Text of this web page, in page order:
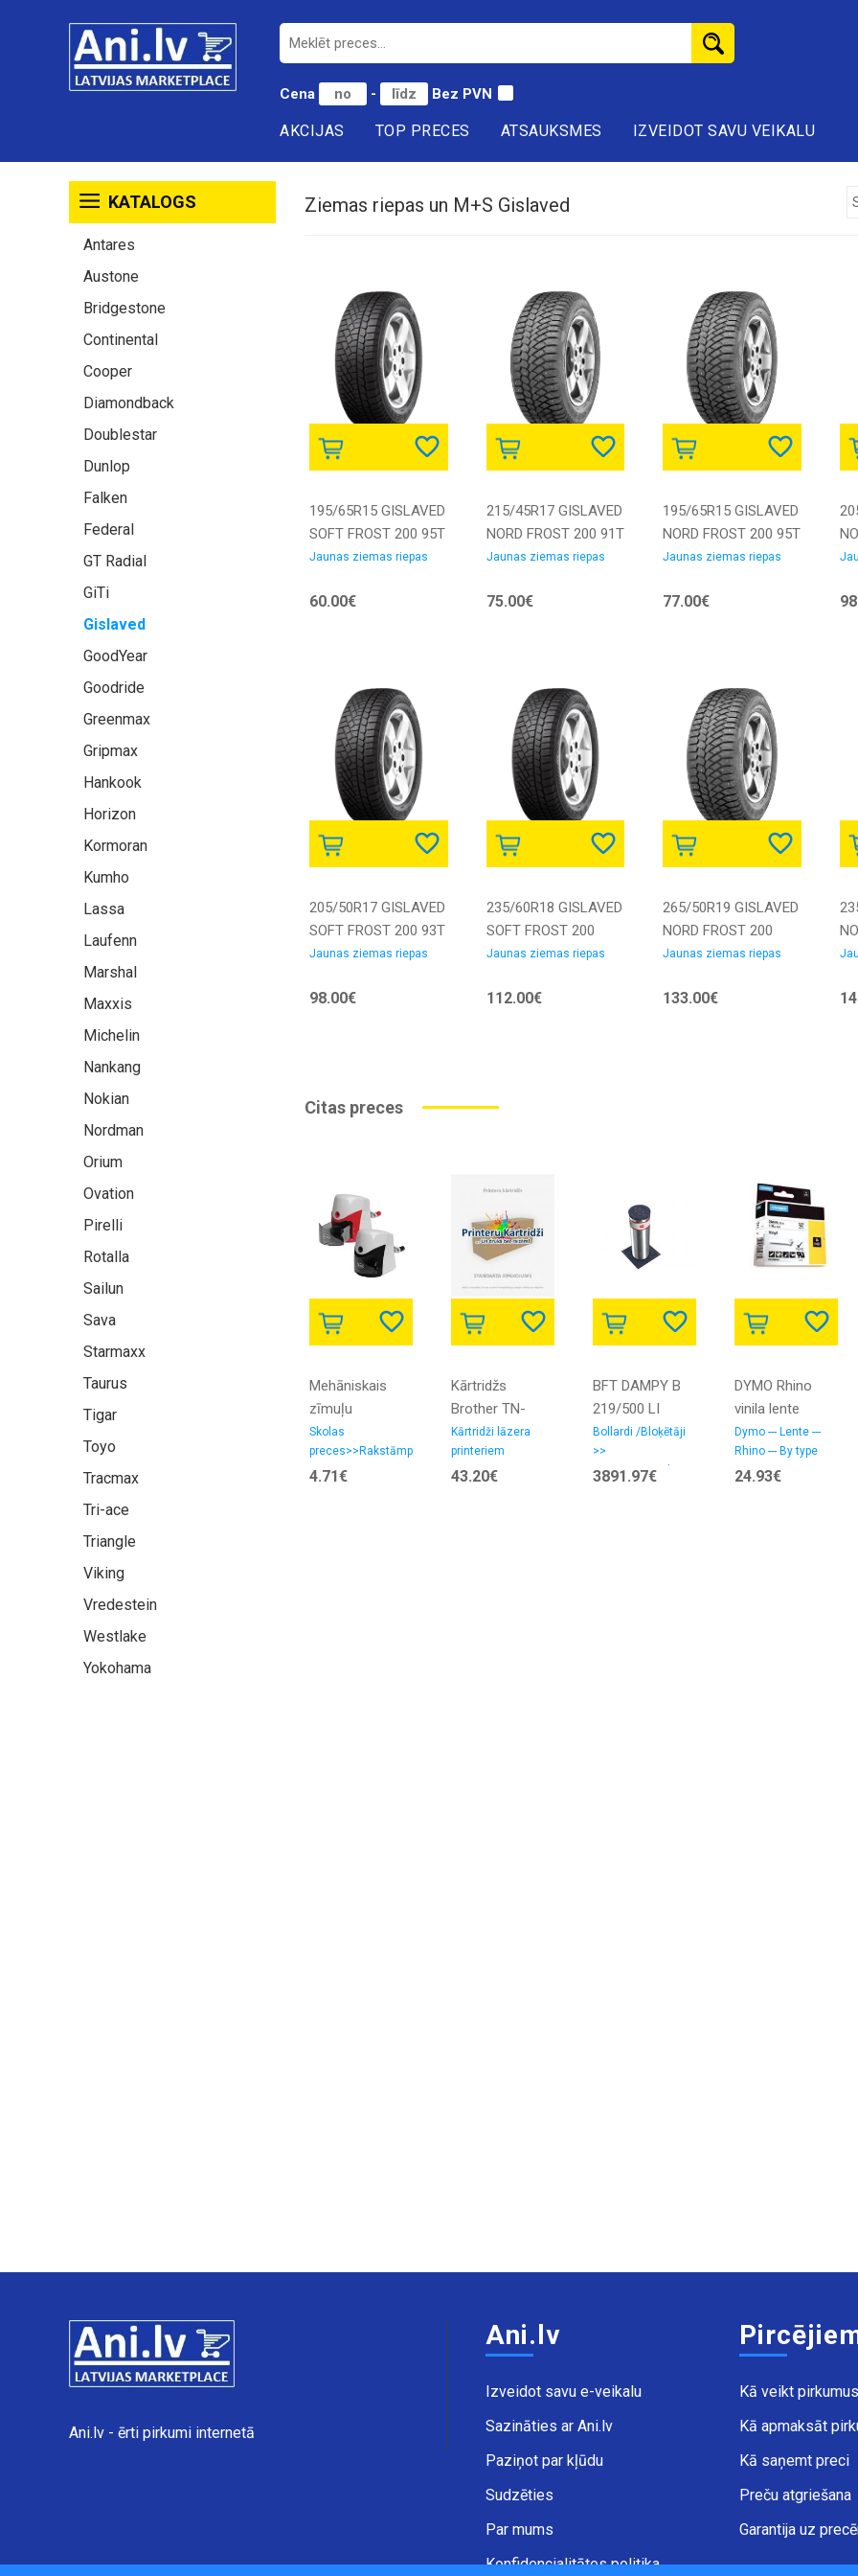
Cena - Bez PVN
AKCIJAS TOP PRECES ATSAUKSMES IZVEIDOT SAVU VEIKALU
KATALOGS
Antares
Austone
Bridgestone
Continental
Cooper
Diamondback
Doublestar
Dunlop
Falken
Federal
GT Radial
GiTi
Gislaved
GoodYear
Goodride
Greenmax
Gripmax
Hankook
Horizon
Kormoran
Kumho
Lassa
Laufenn
Marshal
Maxxis
Michelin
Nankang
Nokian
Nordman
Orium
Ovation
Pirelli
Rotalla
Sailun
Sava
Starmaxx
Taurus
Tigar
Toyo
Tracmax
Tri-ace
Triangle
Viking
Vredestein
Westlake
Yokohama
Ziemas riepas un M+S Gislaved
195/65R15 GISLAVED
SOFT FROST 200 95T
XL Friction EEB72
riepa
Jaunas ziemas riepas
60.00€
215/45R17 GISLAVED
NORD FROST 200 91T
XL DOT20 Studded
riepa
Jaunas ziemas riepas
75.00€
195/65R15 GISLAVED
NORD FROST 200 95T
XL Elect DOT23
Ziemas riepa
Jaunas ziemas riepas
77.00€
205/50R17 GISLAVED
SOFT FROST 200 93T
XL Friction DEB72
riepa
Jaunas ziemas riepas
98.00€
235/60R18 GISLAVED
SOFT FROST 200
107T XL DOT23
3PMSF M+S Ziemas
Jaunas ziemas riepas
112.00€
265/50R19 GISLAVED
NORD FROST 200
110T XL DOT19
Ziemas riepa
Jaunas ziemas riepas
133.00€
Citas preces
Mehāniskais
zīmuļu
asināmais
FOROFIS
Skolas
preces>>Rakstāmpiederumi>>Zīmuļu
asināmie
4.71€
Kārtridžs
Brother TN-
320M Sarkans
Kārtridži lāzera
printeriem
43.20€
BFT DAMPY B
219/500 LI
Pusautomātiskais
pneimatiskais
BOLLARDS/
Bollardi /Bloķētāji
>>
Pusautomātiskie
3891.97€
DYMO Rhino
vinila lente
24 mm x 5,5 m /
melns uz balta
(1805430)
Dymo --- Lente ---
Rhino --- By type
24.93€
Ani.lv - ērti pirkumi internetā
Ani.lv
Izveidot savu e-veikalu
Sazināties ar Ani.lv
Paziņot par kļūdu
Sudzēties
Par mums
Konfidencialitātes politika
Kā veikt pirkumus
Kā apmaksāt
Kā saņemt preci
Preču atgriešana
Garantija uz